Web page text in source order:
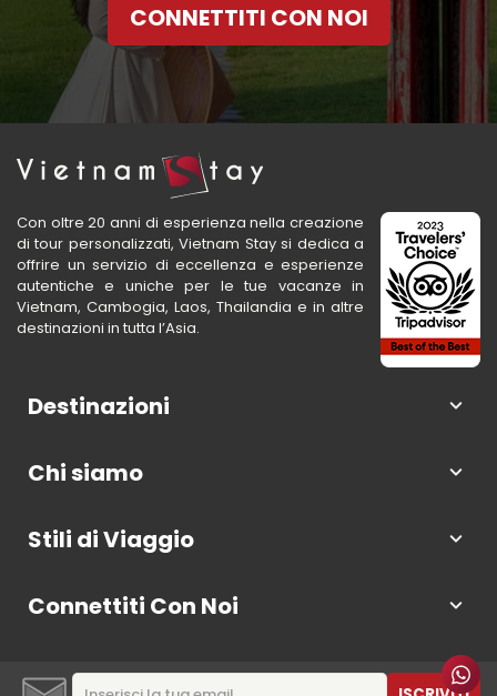
CONNETTITI CON NOI
Con oltre 20 anni di esperienza nella creazione
di tour personalizzati, Vietnam Stay si dedica a
offrire un servizio di eccellenza e esperienze
autentiche e uniche per le tue vacanze in
Vietnam, Cambogia, Laos, Thailandia e in altre
destinazioni in tutta l’Asia.
Destinazioni
Chi siamo
Stili di Viaggio
Connettiti Con Noi